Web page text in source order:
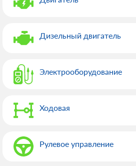
Дизельный двигатель
Электрооборудованиe
Ходовая
Рулевое управление